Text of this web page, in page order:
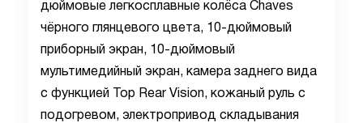
дюймовые легкосплавные колёса Chaves
чёрного глянцевого цвета, 10-дюймовый
приборный экран, 10-дюймовый
мультимедийный экран, камера заднего вида
с функцией Top Rear Vision, кожаный руль с
подогревом, электропривод складывания